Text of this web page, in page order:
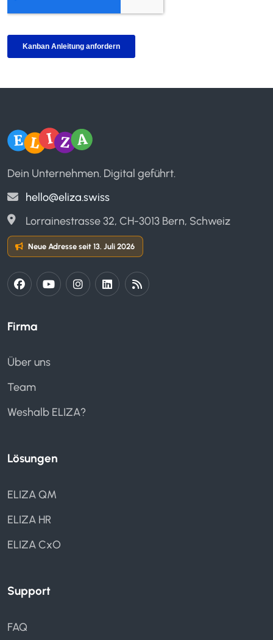
Firma
Über uns
Team
Weshalb ELIZA?
Lösungen
ELIZA QM
ELIZA HR
ELIZA CxO
Support
FAQ
Dein Unternehmen. Digital geführt.
hello@eliza.swiss
Lorrainestrasse 32, CH-3013 Bern, Schweiz
Neue Adresse seit 13. Juli 2026